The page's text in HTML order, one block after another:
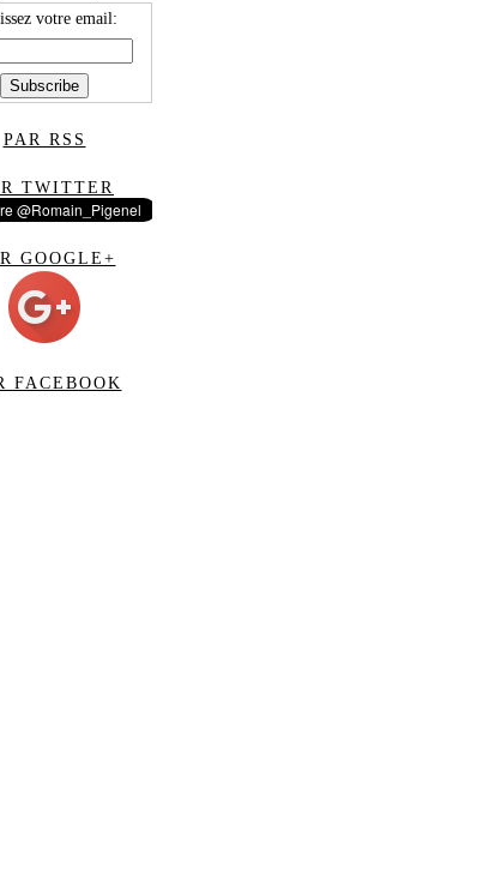
votre email:
PAR RSS
TWITTER
GOOGLE+
FACEBOOK